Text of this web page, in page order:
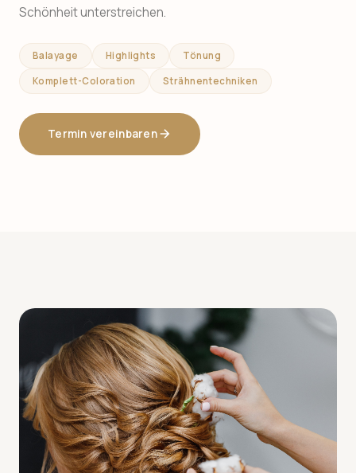
Schönheit unterstreichen.
Balayage Highlights Tönung
Komplett-Coloration Strähnentechniken
Termin vereinbaren